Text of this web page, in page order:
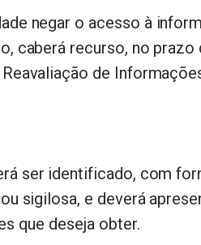
negar o acesso à
caberá recurso, no
de
ser identificado, com
sigilosa, e deverá
que deseja obter.